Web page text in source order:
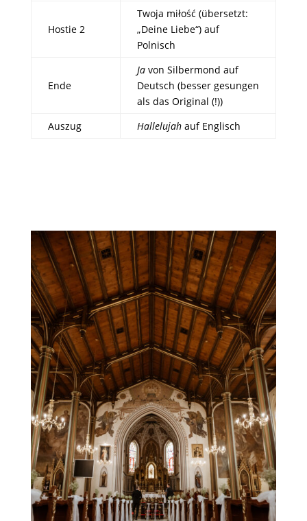
Hostie 2
Twoja miłość (übersetzt:
„Deine Liebe“) auf
Polnisch
Ende
Javon Silbermond auf
Deutsch (besser gesungen
als das Original (!))
Auszug
Hallelujahauf Englisch